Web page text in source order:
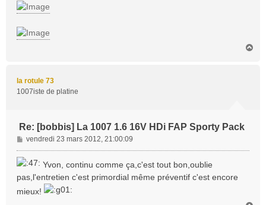
la rotule 73
1007iste de platine
Re: [bobbis] La 1007 1.6 16V HDi FAP Sporty Pack
M
e
s
a
g
vendredi 23 mars 2012, 21:00:09
Yvon, continu comme ça,c'est tout bon,oublie
pas,l'entretien c'est primordial même préventif c'est encore
mieux!